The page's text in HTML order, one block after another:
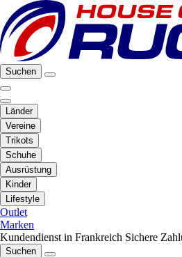
Suchen
Länder
Vereine
Trikots
Schuhe
Ausrüstung
Kinder
Lifestyle
Outlet
Marken
Kundendienst in Frankreich Sichere
Suchen